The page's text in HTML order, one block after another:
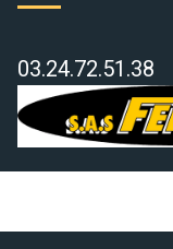
03.24.72.51.38